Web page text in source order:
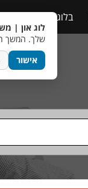
בלוג
לוג און |
שלך. המשך
אישור